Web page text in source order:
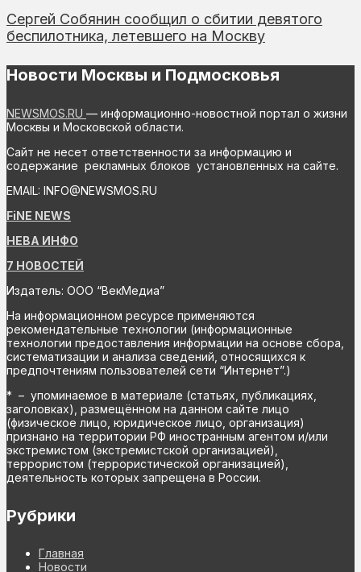
Сергей Собянин сообщил о сбитии девятого
беспилотника, летевшего на Москву
Новости Москвы и Подмосковья
NEWSMOS.RU — информационно-новостной портал о жизни
Москвы и Московской области.
Сайт не несет ответственности за информацию и
содержание рекламных блоков установленных на сайте.
EMAIL: INFO@NEWSMOS.RU
FiNE NEWS
НЕВА ИНФО
7 НОВОСТЕЙ
Издатель: ООО “ВекМедиа”
На информационном ресурсе применяются
рекомендательные технологии (информационные
технологии предоставления информации на основе сбора,
систематизации и анализа сведений, относящихся к
предпочтениям пользователей сети “Интернет”.)
* – упоминаемое в материале (статьях, публикациях,
заголовках), размещённом на данном сайте лицо
(физическое лицо, юридическое лицо, организация)
признано на территории РФ иностранным агентом и/или
экстремистом (экстремистской организацией),
террористом (террористической организацией),
деятельность которых запрещена в России.
Рубрики
Главная
Новости